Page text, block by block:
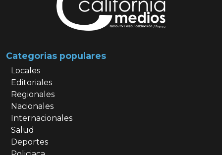
Categorias populares
Locales
Editoriales
Regionales
Nacionales
Internacionales
Salud
Deportes